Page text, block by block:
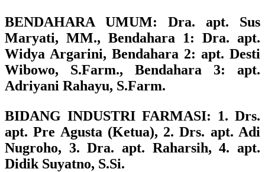
BENDAHARA UMUM: Dra. apt. Sus
Maryati, MM., Bendahara 1: Dra. apt.
Widya Argarini, Bendahara 2: apt. Desti
Wibowo, S.Farm., Bendahara 3: apt.
Adriyani Rahayu, S.Farm.
BIDANG INDUSTRI FARMASI: 1. Drs.
apt. Pre Agusta (Ketua), 2. Drs. apt. Adi
Nugroho, 3. Dra. apt. Raharsih, 4. apt.
Didik Suyatno, S.Si.